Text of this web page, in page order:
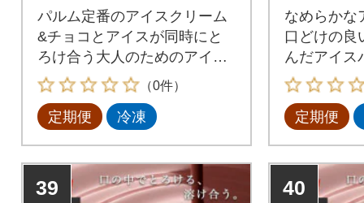
パルム定番のアイスクリーム
&チョコとアイスが同時にと
ろけ合う大人のためのアイス
バー。
（0件）
定期便 冷凍
なめらかな
口どけの良
んだアイス
定期便
39 40